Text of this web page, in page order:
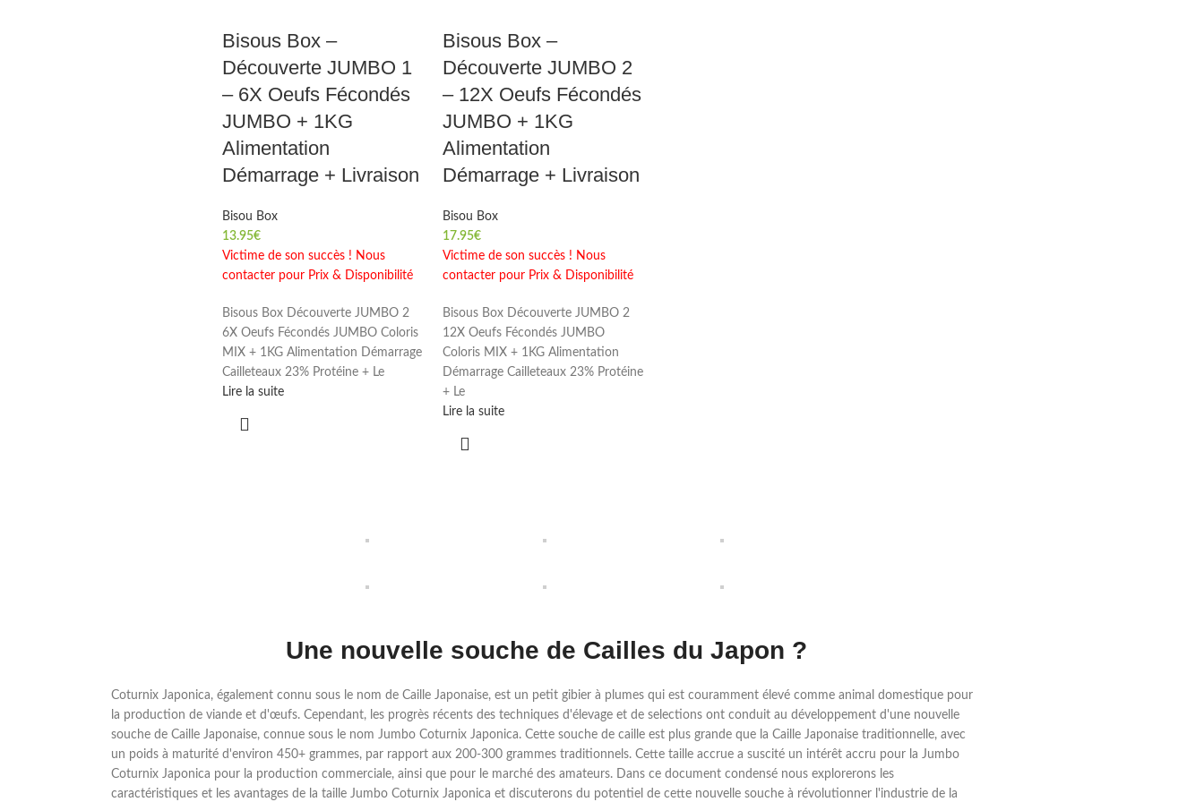
Bisous Box –
Découverte JUMBO 1
– 6X Oeufs Fécondés
JUMBO + 1KG
Alimentation
Démarrage + Livraison
Bisou Box
13.95€
Victime de son succès ! Nous
contacter pour Prix & Disponibilité
Bisous Box Découverte JUMBO 2
6X Oeufs Fécondés JUMBO Coloris
MIX + 1KG Alimentation Démarrage
Cailleteaux 23% Protéine + Le
Lire la suite
Bisous Box –
Découverte JUMBO 2
– 12X Oeufs Fécondés
JUMBO + 1KG
Alimentation
Démarrage + Livraison
Bisou Box
17.95€
Victime de son succès ! Nous
contacter pour Prix & Disponibilité
Bisous Box Découverte JUMBO 2
12X Oeufs Fécondés JUMBO
Coloris MIX + 1KG Alimentation
Démarrage Cailleteaux 23% Protéine
+ Le
Lire la suite
Une nouvelle souche de Cailles du Japon ?
Coturnix Japonica, également connu sous le nom de Caille Japonaise, est un petit gibier à plumes qui est couramment élevé comme animal domestique pour
la production de viande et d'œufs. Cependant, les progrès récents des techniques d'élevage et de selections ont conduit au développement d'une nouvelle
souche de Caille Japonaise, connue sous le nom Jumbo Coturnix Japonica. Cette souche de caille est plus grande que la Caille Japonaise traditionnelle, avec
un poids à maturité d'environ 450+ grammes, par rapport aux 200-300 grammes traditionnels. Cette taille accrue a suscité un intérêt accru pour la Jumbo
Coturnix Japonica pour la production commerciale, ainsi que pour le marché des amateurs. Dans ce document condensé nous explorerons les
caractéristiques et les avantages de la taille Jumbo Coturnix Japonica et discuterons du potentiel de cette nouvelle souche à révolutionner l'industrie de la